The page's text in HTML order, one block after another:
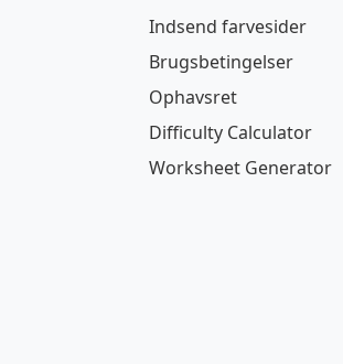
Indsend farvesider
Brugsbetingelser
Ophavsret
Difficulty Calculator
Worksheet Generator